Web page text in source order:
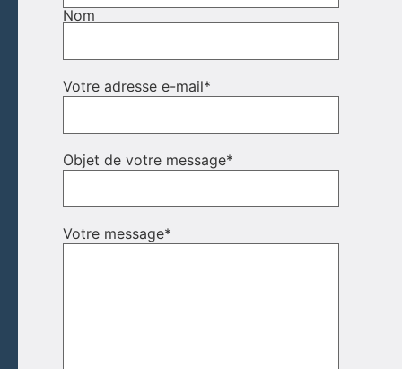
Nom
Votre adresse e-mail*
Objet de votre message*
Votre message*